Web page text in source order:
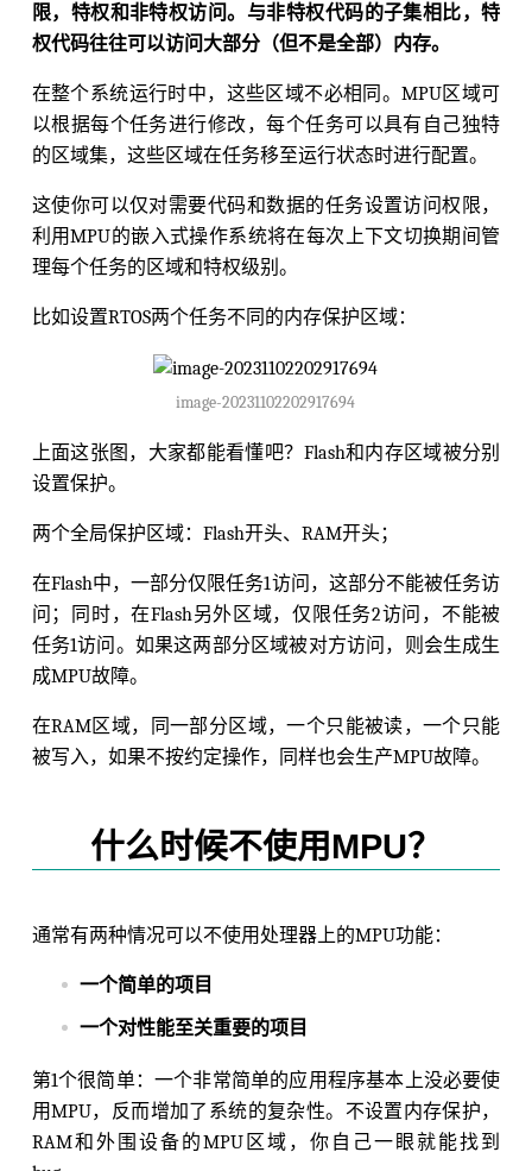
限，特权和非特权访问。与非特权代码的子集相比，特
权代码往往可以访问大部分（但不是全部）内存。
在整个系统运行时中，这些区域不必相同。MPU区域可
以根据每个任务进行修改，每个任务可以具有自己独特
的区域集，这些区域在任务移至运行状态时进行配置。
这使你可以仅对需要代码和数据的任务设置访问权限，
利用MPU的嵌入式操作系统将在每次上下文切换期间管
理每个任务的区域和特权级别。
比如设置RTOS两个任务不同的内存保护区域：
image-20231102202917694
上面这张图，大家都能看懂吧？Flash和内存区域被分别
设置保护。
两个全局保护区域：Flash开头、RAM开头；
在Flash中，一部分仅限任务1访问，这部分不能被任务访
问；同时，在Flash另外区域，仅限任务2访问，不能被
任务1访问。如果这两部分区域被对方访问，则会生成生
成MPU故障。
在RAM区域，同一部分区域，一个只能被读，一个只能
被写入，如果不按约定操作，同样也会生产MPU故障。
什么时候不使用MPU？
通常有两种情况可以不使用处理器上的MPU功能：
一个简单的项目
一个对性能至关重要的项目
第1个很简单：一个非常简单的应用程序基本上没必要使
用MPU，反而增加了系统的复杂性。不设置内存保护，
RAM和外围设备的MPU区域，你自己一眼就能找到